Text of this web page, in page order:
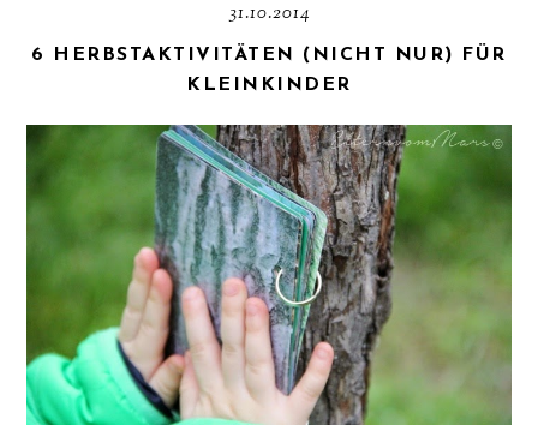
31.10.2014
6 HERBSTAKTIVITÄTEN (NICHT NUR) FÜR
KLEINKINDER